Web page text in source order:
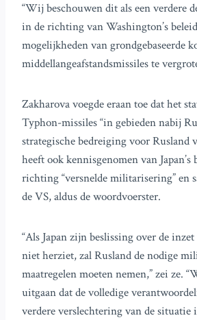
“Wij beschouwen dit als een verdere
in de richting van Washington’s
mogelijkheden van grondgebaseerde
middellangeafstandsmissiles te
Zakharova voegde eraan toe dat het
Typhon-missiles “in gebieden nabij
strategische bedreiging voor Rusland
heeft ook kennisgenomen van Japan’s
richting “versnelde militarisering” en
de VS, aldus de woordvoerster.
“Als Japan zijn beslissing over de
niet herziet, zal Rusland de nodige
maatregelen moeten nemen,” zei ze.
uitgaan dat de volledige
verdere verslechtering van de situatie